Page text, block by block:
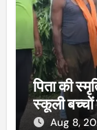
पिता की
स्कूली
Aug 8,